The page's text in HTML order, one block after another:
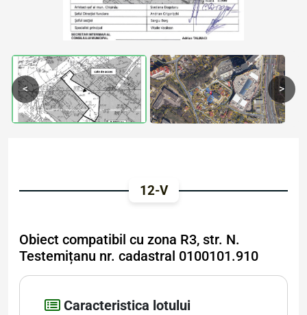
< >
12-V
Obiect compatibil cu zona R3, str. N.
Testemițanu nr. cadastral 0100101.910
Caracteristica lotului